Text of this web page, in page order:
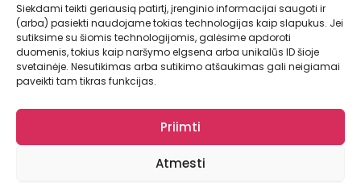
Siekdami teikti geriausią patirtį, įrenginio informacijai saugoti ir
(arba) pasiekti naudojame tokias technologijas kaip slapukus. Jei
sutiksime su šiomis technologijomis, galėsime apdoroti
duomenis, tokius kaip naršymo elgsena arba unikalūs ID šioje
svetainėje. Nesutikimas arba sutikimo atšaukimas gali neigiamai
paveikti tam tikras funkcijas.
Priimti
Atmesti
INFORMACIJA
© VIVA FERTILIS 2025